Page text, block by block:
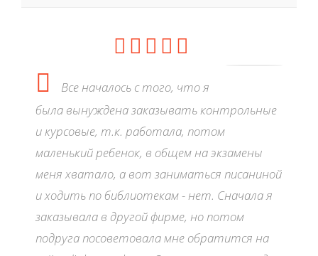
Все началось с того, что я
была вынуждена заказывать контрольные
и курсовые, т.к. работала, потом
маленький ребенок, в общем на экзамены
меня хватало, а вот заниматься писаниной
и ходить по библиотекам - нет. Сначала я
заказывала в другой фирме, но потом
подруга посоветовала мне обратится на